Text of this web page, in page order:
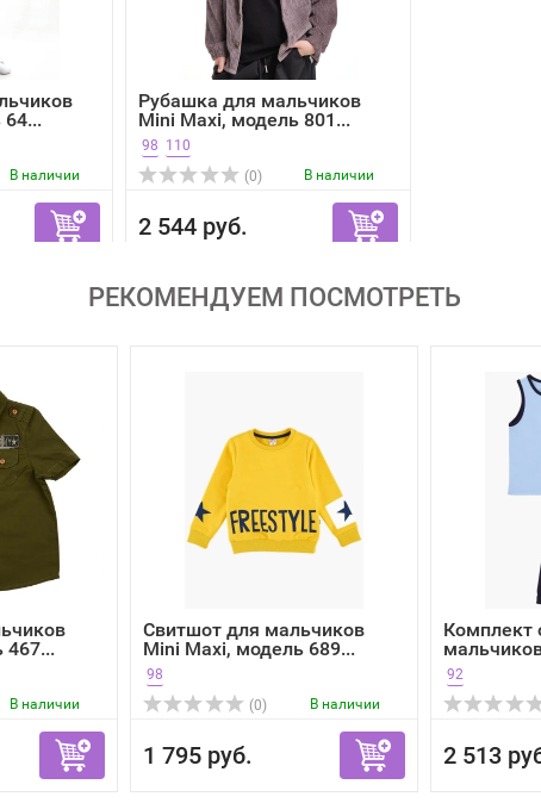
В наличии
Рубашка для мальчиков
Mini Maxi, модель 801...
98 110
(0)
В наличии
2 544 руб.
РЕКОМЕНДУЕМ ПОСМОТРЕТЬ
467...
В наличии
Свитшот для мальчиков
Mini Maxi, модель 689...
98
(0)
В наличии
1 795 руб.
92
2 513